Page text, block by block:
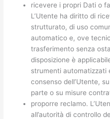
ricevere i propri Dati o
L’Utente ha diritto di
strutturato, di uso
automatico e, ove
trasferimento senza
disposizione è
strumenti automatizzati
consenso dell’Utente,
parte o su misure
proporre reclamo.
all’autorità di controllo